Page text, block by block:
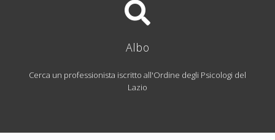
Albo
Cerca un professionista iscritto all'Ordine degli Psicologi del
Lazio